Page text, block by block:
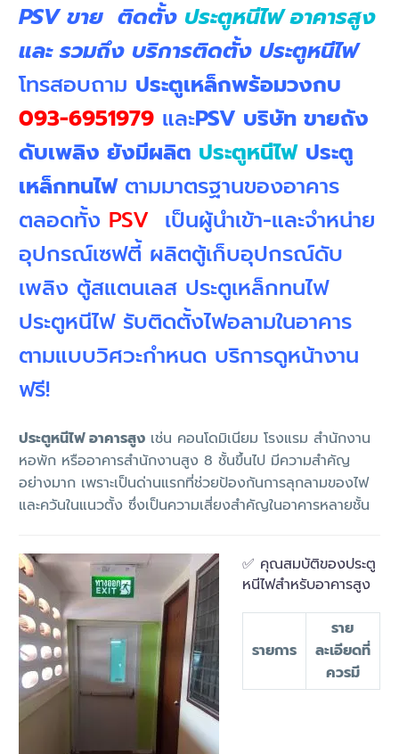
PSV ขาย ติดตั้ง ประตูหนีไฟ อาคารสูง
และ รวมถึง บริการติดตั้ง ประตูหนีไฟ
โทรสอบถาม ประตูเหล็กพร้อมวงกบ
093-6951979 และPSV บริษัท ขายถัง
ดับเพลิง ยังมีผลิต ประตูหนีไฟ ประตู
เหล็กทนไฟ ตามมาตรฐานของอาคาร
ตลอดทั้ง PSV เป็นผู้นำเข้า-และจำหน่าย
อุปกรณ์เซฟตี้ ผลิตตู้เก็บอุปกรณ์ดับ
เพลิง ตู้สแตนเลส ประตูเหล็กทนไฟ
ประตูหนีไฟ รับติดตั้งไฟอลามในอาคาร
ตามแบบวิศวะกำหนด บริการดูหน้างาน
ฟรี!
ประตูหนีไฟ อาคารสูง เช่น คอนโดมิเนียม โรงแรม สำนักงาน
หอพัก หรืออาคารสำนักงานสูง 8 ชั้นขึ้นไป มีความสำคัญ
อย่างมาก เพราะเป็นด่านแรกที่ช่วยป้องกันการลุกลามของไฟ
และควันในแนวตั้ง ซึ่งเป็นความเสี่ยงสำคัญในอาคารหลายชั้น
✅ คุณสมบัติของประตู
หนีไฟสำหรับอาคารสูง
รายการ
ราย
ละเอียดที่
ควรมี